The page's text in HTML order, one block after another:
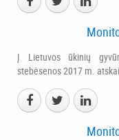
Į Lietuvos ūkinių
stebėsenos 2017 m.